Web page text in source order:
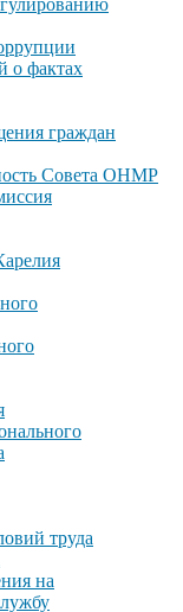
о фактах
граждан
Совета ОНМР
труда
на